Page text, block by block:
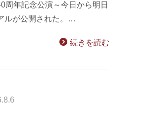
周年記念公演～今日から明日
ルが公開された。…
続きを読む